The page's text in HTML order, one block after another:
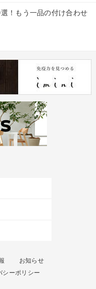
！もう一品の付け合わせ
お知らせ
シーポリシー